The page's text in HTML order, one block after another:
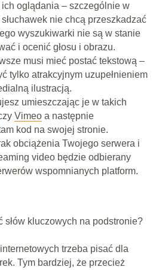
oglądania – szczególnie w
nie chcą przeszkadzać
wyszukiwarki nie są w stanie
i ocenić głosu i obrazu.
musi mieć postać tekstową –
tylko atrakcyjnym uzupełnieniem
ilustracją.
umieszczając je w takich
Vimeo a następnie
kod na swojej stronie.
obciążenia Twojego serwera i
video będzie odbierany
wspomnianych platform.
słów kluczowych na podstronie?
trzeba pisać dla
Tym bardziej, że przecież